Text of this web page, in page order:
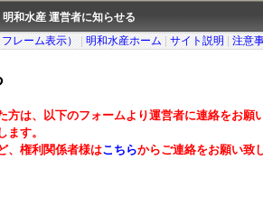
明和水産 運営者に知らせる
レーム表示）
明和水産ホーム サイト説明 注意
方は、以下のフォームより運営者に連絡をお願
ます。
、権利関係者様はこちらからご連絡をお願い致